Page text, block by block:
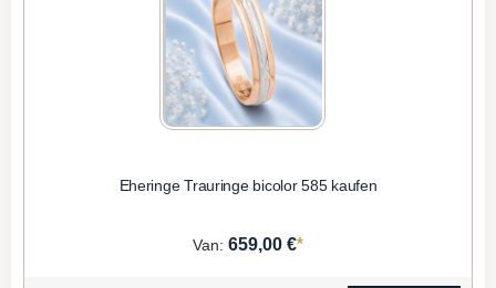
Eheringe Trauringe bicolor 585 kaufen
Van: 659,00 €*